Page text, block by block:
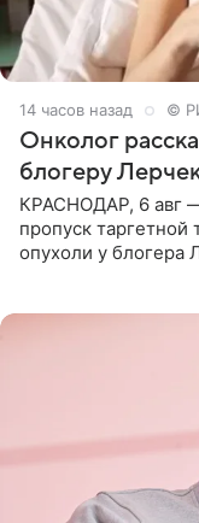
14 часов назад ©
Онколог
блогеру
КРАСНОДАР, 6 авг
пропуск
опухоли у блогера